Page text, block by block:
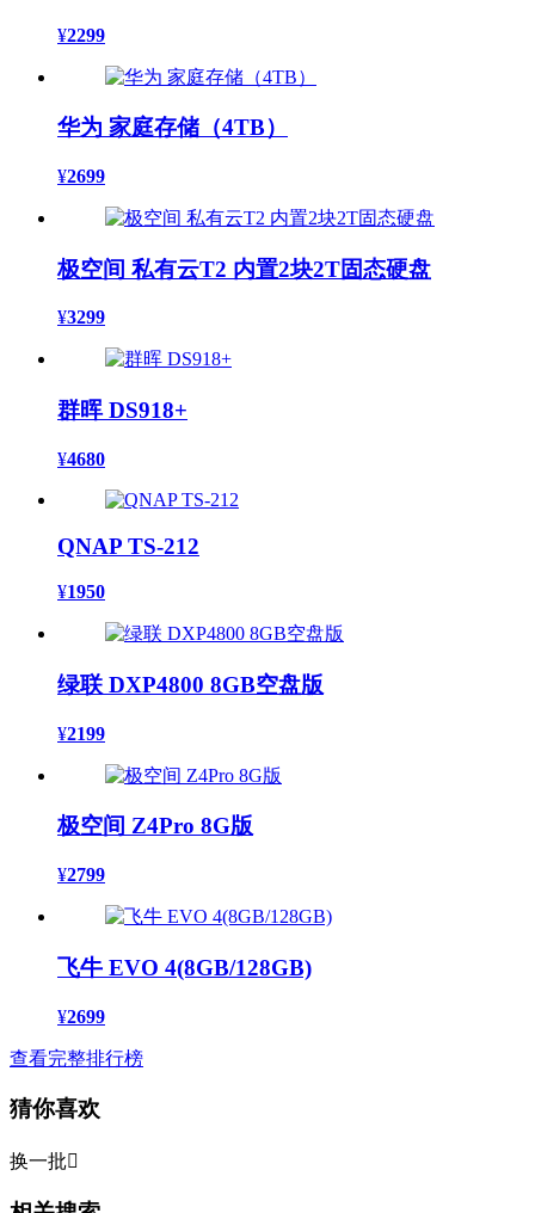
¥2299
华为 家庭存储（4TB）
¥2699
极空间 私有云T2 内置2块2T固态硬盘
¥3299
群晖 DS918+
¥4680
QNAP TS-212
¥1950
绿联 DXP4800 8GB空盘版
¥2199
极空间 Z4Pro 8G版
¥2799
飞牛 EVO 4(8GB/128GB)
¥2699
查看完整排行榜
猜你喜欢
换一批